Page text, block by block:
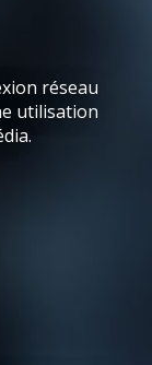
réseau
utilisation